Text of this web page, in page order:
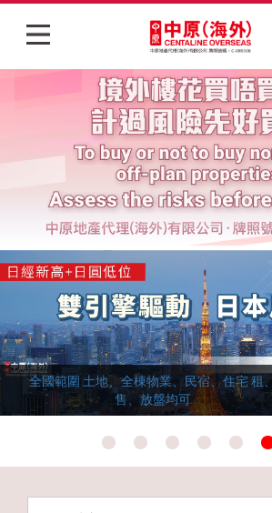
主頁
筍盤Blog
焦點樓盤
大灣區專區
二手專區
展銷活動
移民服務
海景生活・投資未來：檳城Queens
Residences...
【未來高鐵50分鐘內可達倫敦市中心】伯明
翰市中心全新現樓...
灣區養生度假精選 臨近深圳 罕有低密度山湖
小鎮 惠陽振業城
英國發展商Barratt London獨家展銷 精選10
大...
惠州城區【港惠新天地東區】200萬平方呎地
標商場上蓋 精裝...
曼徹斯特M1「收租王」Vita Living Circle...
全國範圍 土地、全棟物業、民宿、住宅 租、
售、放盤均可
海景生活・投資未來：檳城Queens
Residences...
【未來高鐵50分鐘內可達倫敦市中心】伯明
翰市中心全新現樓...